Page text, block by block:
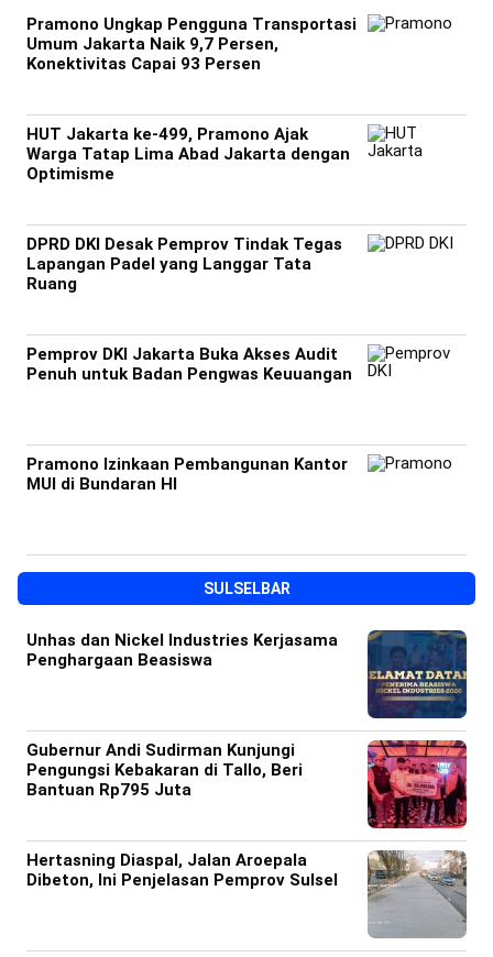
Pramono Ungkap Pengguna Transportasi
Umum Jakarta Naik 9,7 Persen,
Konektivitas Capai 93 Persen
HUT Jakarta ke-499, Pramono Ajak
Warga Tatap Lima Abad Jakarta dengan
Optimisme
DPRD DKI Desak Pemprov Tindak Tegas
Lapangan Padel yang Langgar Tata
Ruang
Pemprov DKI Jakarta Buka Akses Audit
Penuh untuk Badan Pengwas Keuuangan
Pramono Izinkaan Pembangunan Kantor
MUI di Bundaran HI
SULSELBAR
Unhas dan Nickel Industries Kerjasama
Penghargaan Beasiswa
Gubernur Andi Sudirman Kunjungi
Pengungsi Kebakaran di Tallo, Beri
Bantuan Rp795 Juta
Hertasning Diaspal, Jalan Aroepala
Dibeton, Ini Penjelasan Pemprov Sulsel